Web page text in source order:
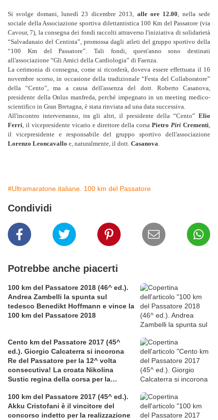
Si svolge domani, lunedì 23 dicembre 2013, alle ore 12.00, nella sede
sociale della Associazione sportiva dilettantistica 100 Km del Passatore (via
Cavour, 7), la consegna dei fondi raccolti attraverso l'iniziativa di solidarietà
“Salvadanaio del Centista”, promossa dagli atleti del gruppo sportivo della
“100 Km del Passatore”. Tali fondi, quest'anno sono destinati
all'associazione “Gli Amici della Cardiologia” di Faenza.
La cerimonia di consegna, come si ricorderà, doveva essere effettuata il 16
novembre scorso, in occasione della tradizionale “Festa del Collaboratore”
della “Cento”, ma a causa dell'assenza del dott. Roberto Casanova,
presidente della Onlus manfreda, perché impegnato in un meeting medico-
scientifico in Gran Bretagna, è stata rinviata ad una data successiva.
All'incontro interverranno, tra gli altri, il presidente della “Cento” Elio
Ferri, il vicepresidente vicario e direttore della corsaPietroPirì Crementi,
il vicepresidente e responsabile del gruppo sportivo dell'associazione
Lorenzo Leoncavallo e, naturalmente, il dott. Casanova.
#Ultramaratone italiane. 100 km del Passatore
Condividi
Potrebbe anche piacerti
100 km del Passatore 2018 (46^ ed.).
Andrea Zambelli la spunta sul
tedesco Benedikt Hoffmann e vince la
100 km del Passatore 2018
Cento km del Passatore 2017 (45^
ed.). Giorgio Calcaterra si incorona
Re del Passatore per la 12^ volta
consecutiva! La croata Nikolina
Sustic regina della corsa per la
100 km del Passatore 2017 (45^ ed.).
Akku Cristofani è il vincitore del
concorso indetto per la realizzazione